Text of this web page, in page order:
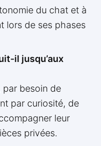
du chat et à
lors de ses phases
il jusqu’aux
besoin de
par curiosité, de
leur
privées.